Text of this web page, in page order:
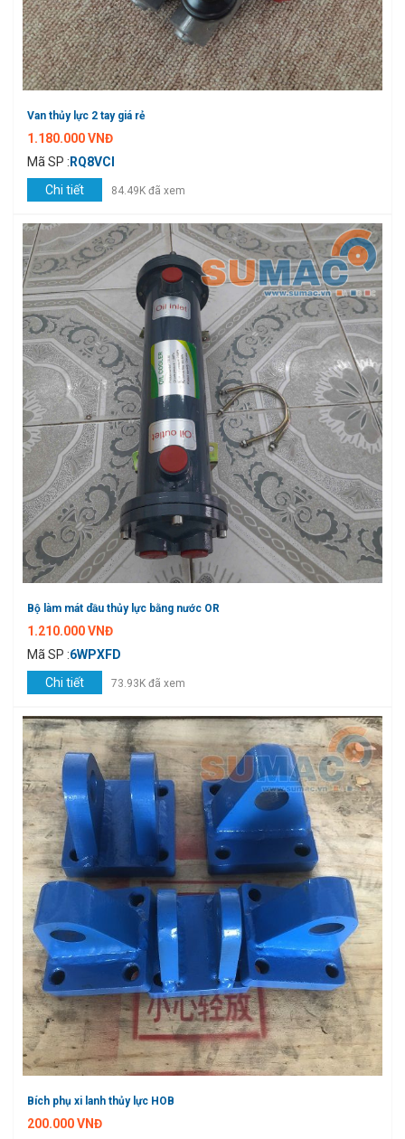
Van thủy lực 2 tay giá rẻ
1.180.000 VNĐ
Mã SP : RQ8VCI
Chi tiết
84.49K đã xem
Bộ làm mát dầu thủy lực bằng nước OR
1.210.000 VNĐ
Mã SP :6WPXFD
Chi tiết
73.93K đã xem
Bích phụ xi lanh thủy lực HOB
200.000 VNĐ